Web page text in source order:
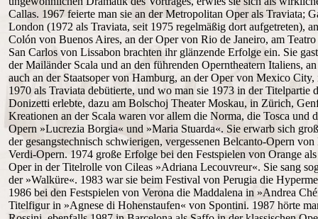
Callas. 1967 feierte man sie an der Metropolitan Oper als Traviata;
London (1972 als Traviata, seit 1975 regelmäßig dort aufgetreten),
Colón von Buenos Aires, an der Oper von Rio de Janeiro, am
San Carlos von Lissabon brachten ihr glänzende Erfolge ein. Sie
der Mailänder Scala und an den führenden Operntheatern Italiens,
auch an der Staatsoper von Hamburg, an der Oper von Mexico
1970 als Traviata debütierte, und wo man sie 1973 in der Titelpartie
Donizetti erlebte, dazu am Bolschoj Theater Moskau, in Zürich,
Kreationen an der Scala waren vor allem die Norma, die Tosca und
Opern »Lucrezia Borgia« und »Maria Stuarda«. Sie erwarb sich
der gesangstechnisch schwierigen, vergessenen Belcanto-Opern
Verdi-Opern. 1974 große Erfolge bei den Festspielen von Orange
Oper in der Titelrolle von Cileas »Adriana Lecouvreur«. Sie sang
der »Walküre«. 1983 war sie beim Festival von Perugia die
1986 bei den Festspielen von Verona die Maddalena in »Andrea
Titelfigur in »Agnese di Hohenstaufen« von Spontini. 1987 hörte